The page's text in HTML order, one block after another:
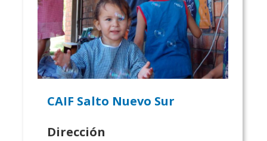
CAIF Salto Nuevo Sur
Dirección